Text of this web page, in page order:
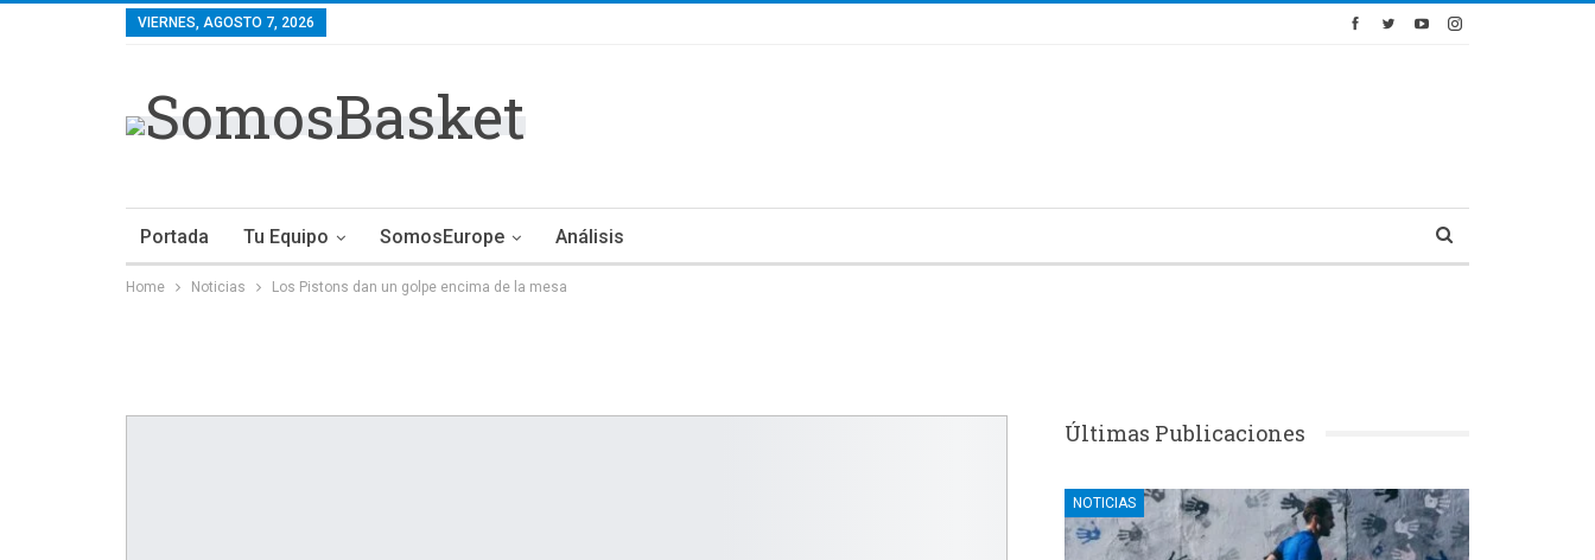
VIERNES, AGOSTO 7, 2026
Portada Tu Equipo SomosEurope Análisis
Home Noticias Los Pistons dan un golpe encima de la mesa
Últimas Publicaciones
NOTICIAS